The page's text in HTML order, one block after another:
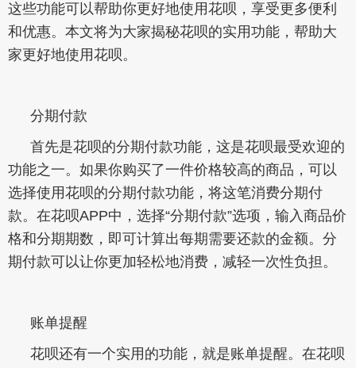
这些功能可以帮助你更好地使用花呗，享受更多便利
和优惠。本文将为大家揭秘花呗的实用功能，帮助大
家更好地使用花呗。
分期付款
首先是花呗的分期付款功能，这是花呗最受欢迎的
功能之一。如果你购买了一件价格较高的商品，可以
选择使用花呗的分期付款功能，将这笔消费分期付
款。在花呗APP中，选择“分期付款”选项，输入商品价
格和分期期数，即可计算出每期需要还款的金额。分
期付款可以让你更加轻松地消费，减轻一次性负担。
账单提醒
花呗还有一个实用的功能，就是账单提醒。在花呗